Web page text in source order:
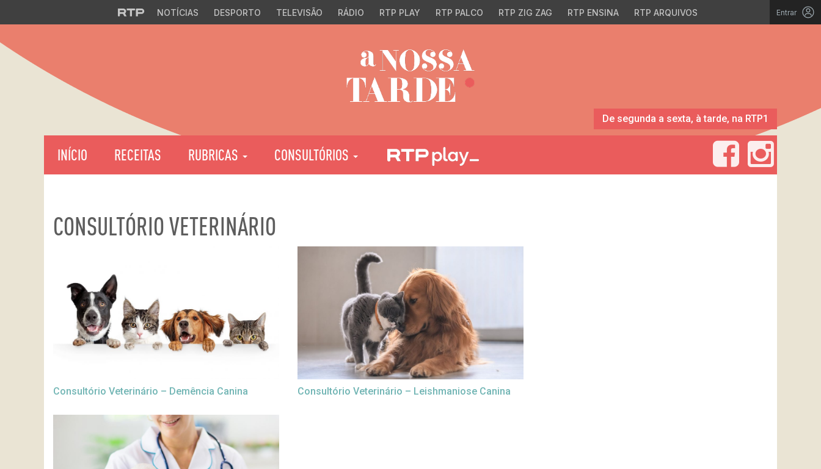
NOTÍCIAS DESPORTO TELEVISÃO RÁDIO RTP PLAY RTP PALCO RTP ZIG ZAG RTP ENSINA RTP ARQUIVOS Entrar
De segunda a sexta, à tarde, na RTP1
INÍCIO RECEITAS RUBRICAS CONSULTÓRIOS
CONSULTÓRIO VETERINÁRIO
Consultório Veterinário – Demência Canina Consultório Veterinário – Leishmaniose Canina